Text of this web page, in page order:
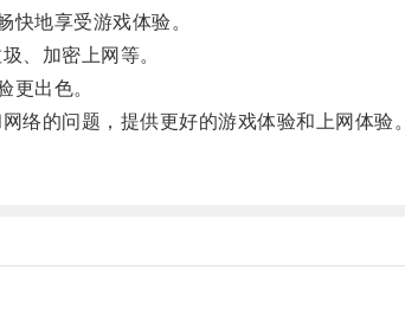
地享受游戏体验。
、加密上网等。
出色。
的问题，提供更好的游戏体验和上网体验。